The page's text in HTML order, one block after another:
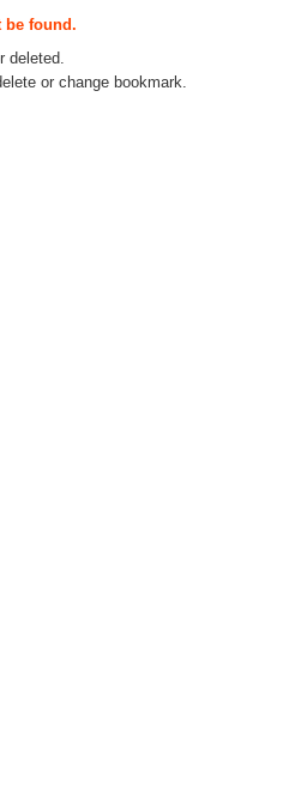
be found.
deleted.
or change bookmark.